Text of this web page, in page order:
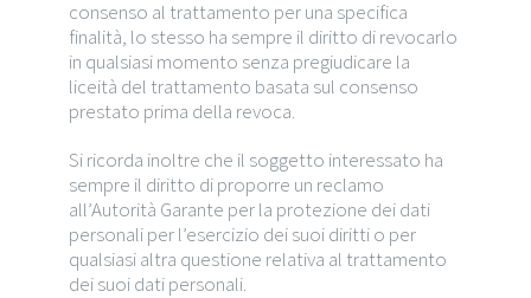
consenso al trattamento per una specifica
finalità, lo stesso ha sempre il diritto di revocarlo
in qualsiasi momento senza pregiudicare la
liceità del trattamento basata sul consenso
prestato prima della revoca.
Si ricorda inoltre che il soggetto interessato ha
sempre il diritto di proporre un reclamo
all’Autorità Garante per la protezione dei dati
personali per l’esercizio dei suoi diritti o per
qualsiasi altra questione relativa al trattamento
dei suoi dati personali.